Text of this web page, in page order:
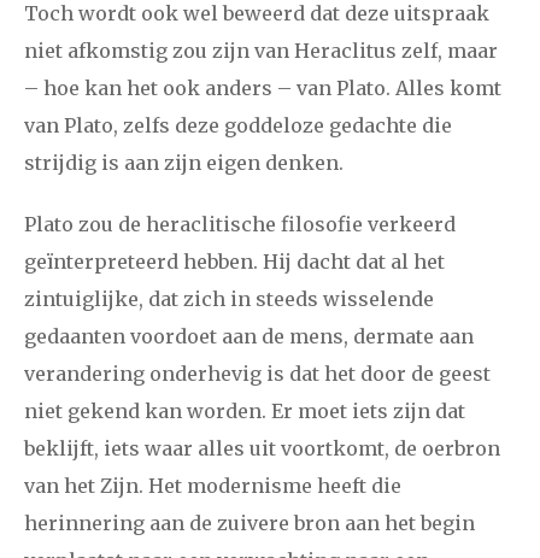
januari februari maart april mei juni juli
december
december
2010
januari februari maart april mei juni juli
augustus september oktober november
februari augustus
Toch wordt ook wel beweerd dat deze uitspraak
niet afkomstig zou zijn van Heraclitus zelf, maar
– hoe kan het ook anders – van Plato. Alles komt
van Plato, zelfs deze goddeloze gedachte die
strijdig is aan zijn eigen denken.
Plato zou de heraclitische filosofie verkeerd
geïnterpreteerd hebben. Hij dacht dat al het
zintuiglijke, dat zich in steeds wisselende
gedaanten voordoet aan de mens, dermate aan
verandering onderhevig is dat het door de geest
niet gekend kan worden. Er moet iets zijn dat
beklijft, iets waar alles uit voortkomt, de oerbron
van het Zijn. Het modernisme heeft die
herinnering aan de zuivere bron aan het begin